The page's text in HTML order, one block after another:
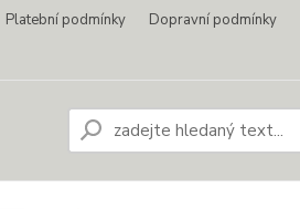
Platební podmínky Dopravní podmínky